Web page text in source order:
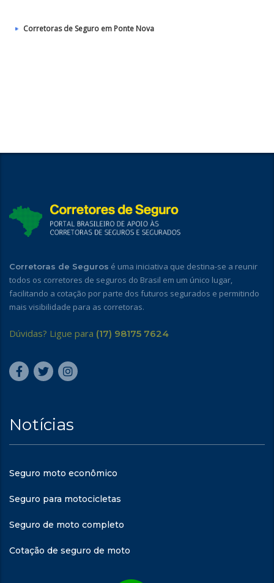
Corretoras de Seguro em Ponte Nova
Corretoras de Seguros é uma iniciativa que destina-se a reunir
todos os corretores de seguros do Brasil em um único lugar,
facilitando a cotação por parte dos futuros segurados e permitindo
mais visibilidade para as corretoras.
Dúvidas? Ligue para (17) 98175 7624
Notícias
Seguro moto econômico
Seguro para motocicletas
Seguro de moto completo
Cotação de seguro de moto